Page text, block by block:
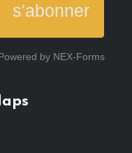
s'abonner
by NEX-Forms